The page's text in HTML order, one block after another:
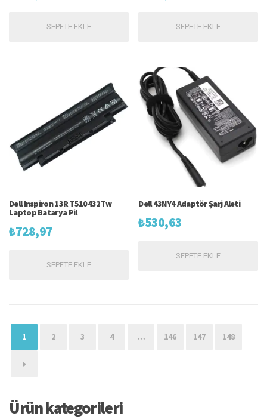
SEPETE EKLE SEPETE EKLE
Dell Inspiron 13R T510432Tw
Laptop Batarya Pil
₺728,97
SEPETE EKLE
Dell 43NY4 Adaptör Şarj Aleti
₺530,63
SEPETE EKLE
1 2 3 4 … 146 147 148
→
Ürün kategorileri